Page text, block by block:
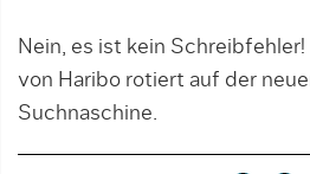
Nein, es ist kein
von Haribo rotiert auf der
Suchnaschine.